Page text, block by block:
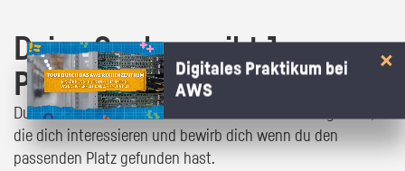
Deine Suche ergibt 1
Praktikumsangebot!
Du bist fast da! Klick dich durch die Praktikumsangebote,
die dich interessieren und bewirb dich wenn du den
passenden Platz gefunden hast.
Digitales Praktikum bei
AWS